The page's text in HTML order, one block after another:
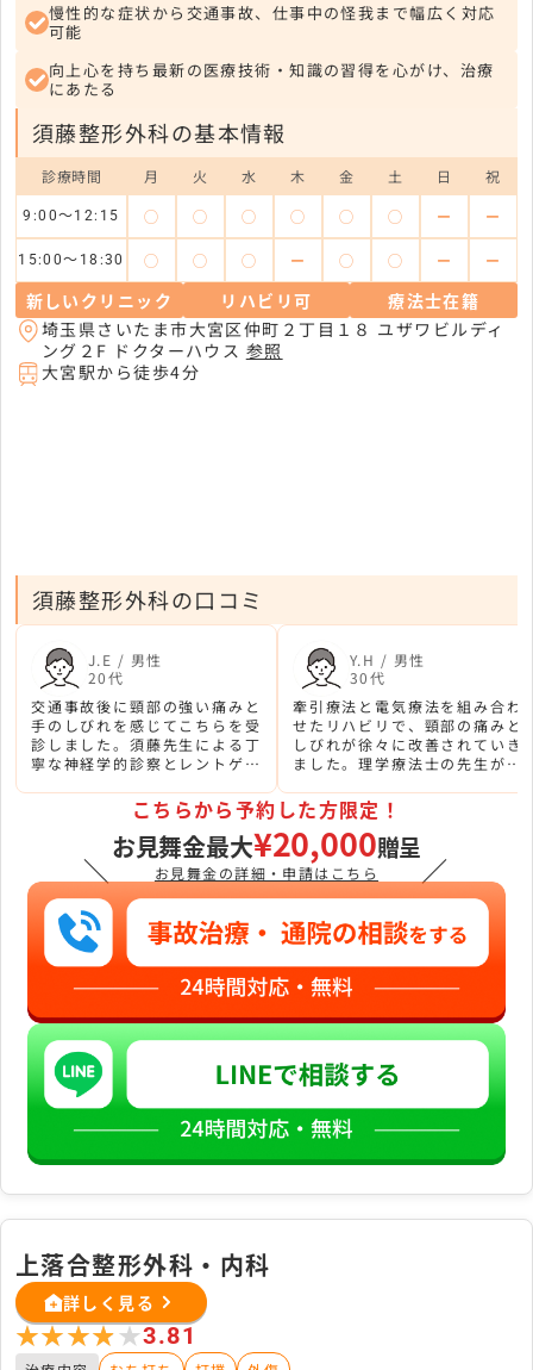
慢性的な症状から交通事故、仕事中の怪我まで幅広く対応
可能
向上心を持ち最新の医療技術・知識の習得を心がけ、治療
にあたる
須藤整形外科の基本情報
診療時間 月 火 水 木 金 土 日 祝
9:00～12:15 ◯ ◯ ◯ ◯ ◯ ◯ ー ー
15:00～18:30 ◯ ◯ ◯ ー ◯ ◯ ー ー
新しいクリニック リハビリ可
療法士在籍
埼玉県さいたま市大宮区仲町２丁目１８ ユザワビルディ
ング２F ドクターハウス 参照
大宮駅から徒歩4分
須藤整形外科の口コミ
J.E / 男性
20代
交通事故後に頸部の強い痛みと
手のしびれを感じてこちらを受
診しました。須藤先生による丁
寧な神経学的診察とレントゲン
握していただきました。
Y.H / 男性
30代
牽引療法と電気療法を組み合わ
せたリハビリで、頸部の痛みと
しびれが徐々に改善されていき
ました。理学療法士の先生が個
くれる安心感がありました。
＼
こちらから予約した方限定！
お見舞金最大¥20,000贈呈
お見舞金の詳細・申請はこちら ／
上落合整形外科・内科
詳しく見る
★★★★★
★★★★★3.81